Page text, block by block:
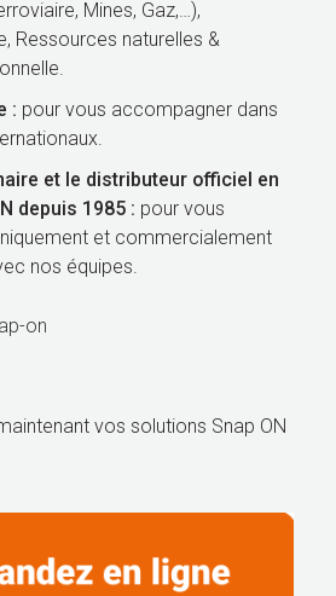
Mines, Gaz,…),
Ressources naturelles &
: pour vous accompagner dans
et le distributeur officiel en
depuis 1985 : pour vous
et commercialement
nos équipes.
on
vos solutions Snap ON